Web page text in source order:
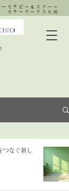
セラピー＆スクール
カラーワークス札幌
つなぐ新し